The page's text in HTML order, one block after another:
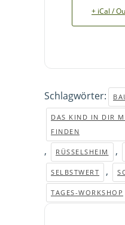
+ iCal /
Schlagwörter:
DAS KIND IN DIR
FINDEN
, RÜSSELSHEIM ,
SELBSTWERT ,
TAGES-WORKSHOP